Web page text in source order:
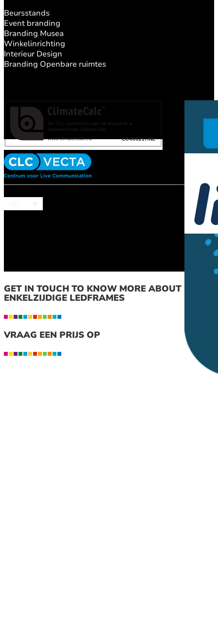
Beursstands
Event branding
Branding Musea
Winkelinrichting
Interieur Design
Branding Openbare ruimtes
GET IN TOUCH TO KNOW MORE ABOUT
ENKELZIJDIGE LEDFRAMES
VRAAG EEN PRIJS OP